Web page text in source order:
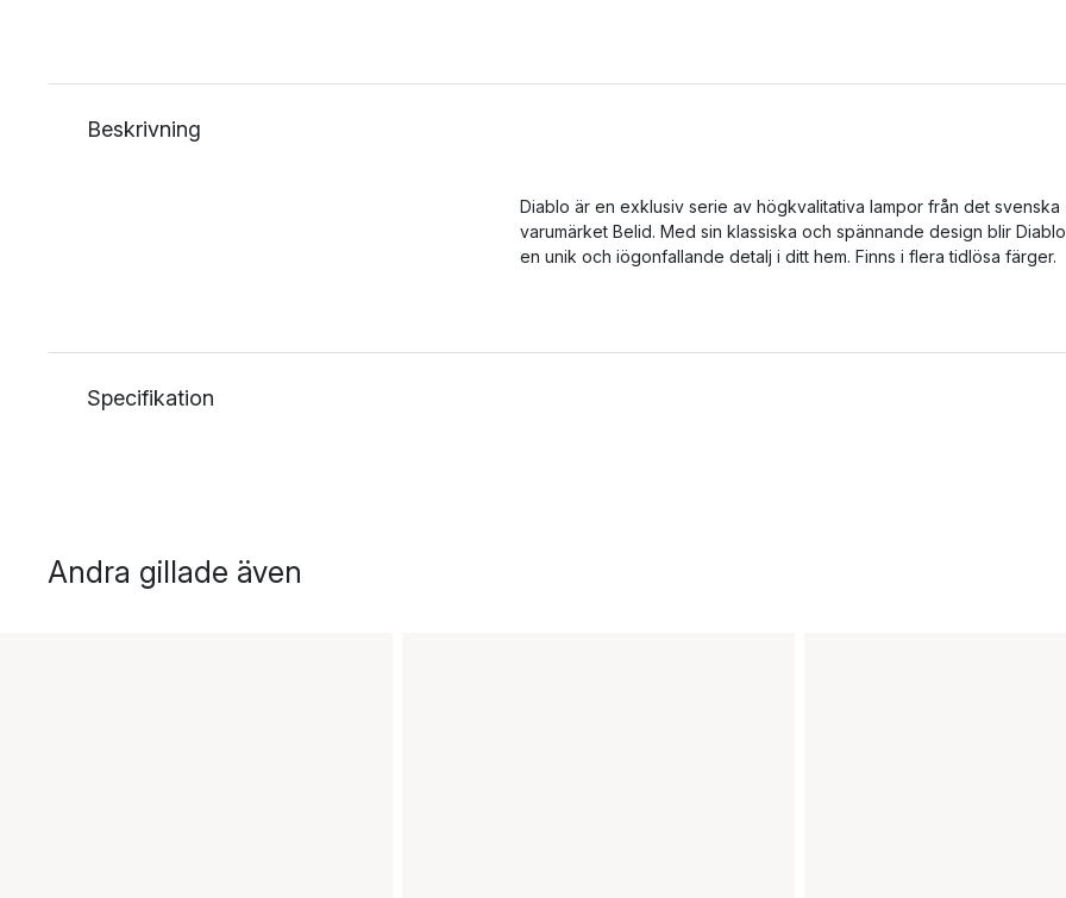
Beskrivning
Diablo är en exklusiv serie av högkvalitativa lampor från det svenska
varumärket Belid. Med sin klassiska och spännande design blir Diablo
en unik och iögonfallande detalj i ditt hem. Finns i flera tidlösa färger.
Specifikation
Andra gillade även